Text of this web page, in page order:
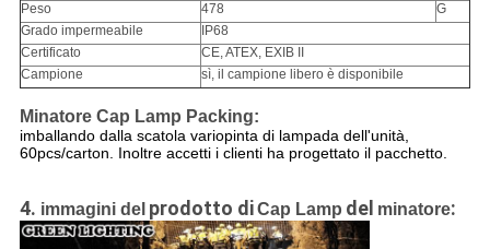
Peso
478
G
Grado impermeabile
IP68
Certificato
CE, ATEX, EXIB II
Campione
sì, il campione libero è disponibile
Minatore Cap Lamp Packing:
imballando dalla scatola variopinta di lampada dell'unità,
60pcs/carton. Inoltre accetti i clienti ha progettato il pacchetto.
4. immagini del prodotto diCap Lamp del minatore: